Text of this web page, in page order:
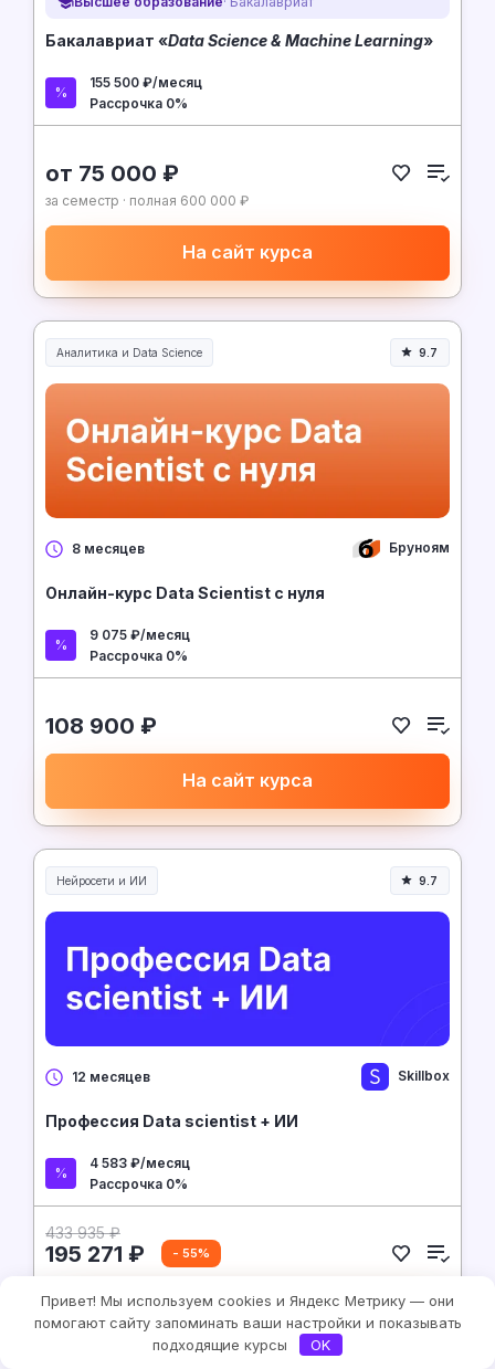
Бакалавриат «Data Science & Machine Learning»
155 500 ₽/месяц
Рассрочка 0%
от 75 000 ₽
за семестр · полная 600 000 ₽
На сайт курса
Аналитика и Data Science 9.7
8 месяцев Бруноям
Онлайн-курс Data Scientist с нуля
9 075 ₽/месяц
Рассрочка 0%
108 900 ₽
На сайт курса
Нейросети и ИИ
Нейросети и искусственный интеллект
9.7
12 месяцев Skillbox
Профессия Data scientist + ИИ
4 583 ₽/месяц
Рассрочка 0%
433 935 ₽
195 271 ₽ - 55%
На сайт курса
Привет! Мы используем cookies и Яндекс Метрику — они
помогают сайту запоминать ваши настройки и показывать
подходящие курсы
OK